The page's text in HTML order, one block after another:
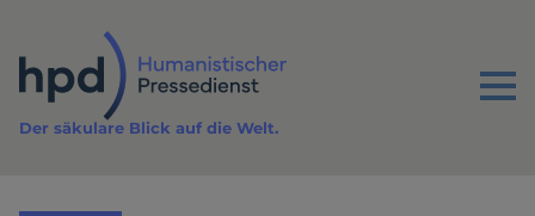
Inhalt
Menu
Der säkulare Blick auf die Welt.